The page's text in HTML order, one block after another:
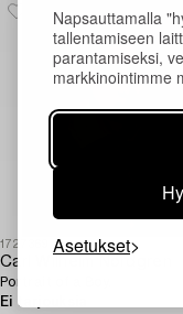
Napsauttamalla
tallentamiseen
parantamiseksi,
markkinointimme
Asetukset
1727369
Carl Wilhelm Nordgren
Portrait of a Boy.
Ei tarjouksia